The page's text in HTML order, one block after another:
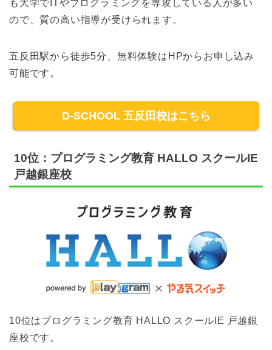
も大学でITやプログラミングを専攻している人が多い
ので、質の高い指導が受けられます。
五反田駅から徒歩5分、無料体験はHPからお申し込み
可能です。
D-SCHOOL 五反田校はこちら
10位：プログラミング教育 HALLO スクールIE
戸越銀座校
10位はプログラミング教育 HALLO スクールIE 戸越銀
座校です。